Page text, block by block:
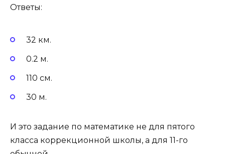
Ответы:
32 км.
0.2 м.
110 см.
30 м.
И это задание по математике не для пятого
класса коррекционной школы, а для 11-го